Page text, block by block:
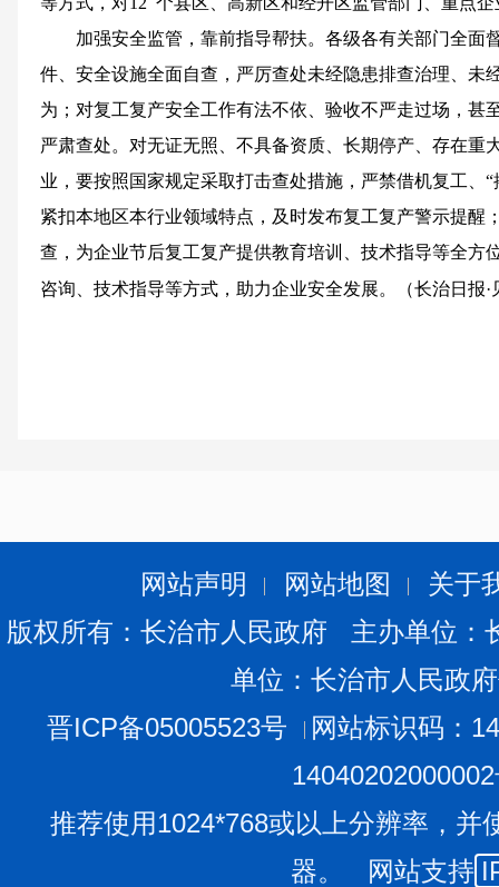
加强安全监管，靠前指导帮扶。各级各有关部门全面
件、安全设施全面自查，严厉查处未经隐患排查治理、未
为；对复工复产安全工作有法不依、验收不严走过场，甚
严肃查处。对无证无照、不具备资质、长期停产、存在重
业，要按照国家规定采取打击查处措施，严禁借机复工、
紧扣本地区本行业领域特点，及时发布复工复产警示提醒
查，为企业节后复工复产提供教育培训、技术指导等全方
咨询、技术指导等方式，助力企业安全发展。（长治日报·
网站声明 网站地图
关于
版权所有：长治市人民政府 主办单位
单位：长治市人民政
晋ICP备05005523号
网站标识码：
推荐使用1024*768或以上分辨率，并
器。 网站支持